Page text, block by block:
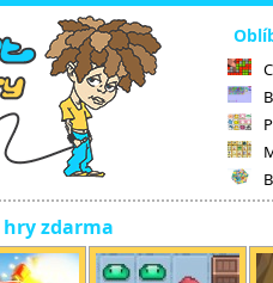
zdarma